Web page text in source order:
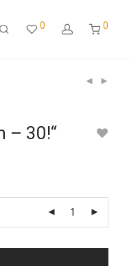
0 0
– 30!“